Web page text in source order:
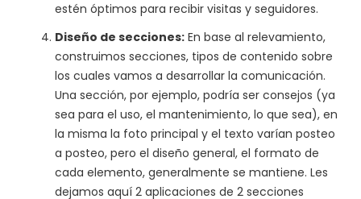
estén óptimos para recibir visitas y seguidores.
Diseño de secciones: En base al relevamiento,
construimos secciones, tipos de contenido sobre
los cuales vamos a desarrollar la comunicación.
Una sección, por ejemplo, podría ser consejos (ya
sea para el uso, el mantenimiento, lo que sea), en
la misma la foto principal y el texto varían posteo
a posteo, pero el diseño general, el formato de
cada elemento, generalmente se mantiene. Les
dejamos aquí 2 aplicaciones de 2 secciones